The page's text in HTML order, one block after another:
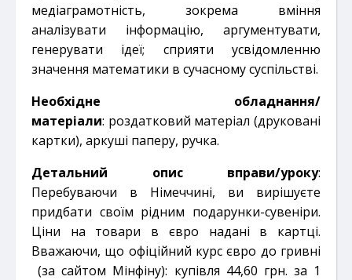
медіаграмотність, зокрема вміння
аналізувати інформацію, аргументувати,
генерувати ідеї; сприяти усвідомленню
значення математики в сучасному суспільстві.
Необхідне обладнання/
матеріали: роздатковий матеріал (друковані
картки), аркуші паперу, ручка.
Детальний опис вправи/уроку:
Перебуваючи в Німеччині, ви вирішуєте
придбати своїм рідним подарунки-сувеніри.
Ціни на товари в євро надані в картці.
Вважаючи, що офіційний курс євро до гривні
(за сайтом Мінфіну): купівля 44,60 грн. за 1